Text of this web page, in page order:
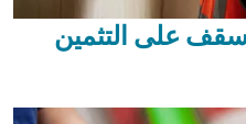
على التثمين